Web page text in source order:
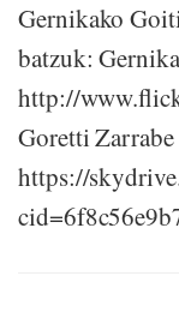
Gernikako
batzuk:
http://
Goretti
https://